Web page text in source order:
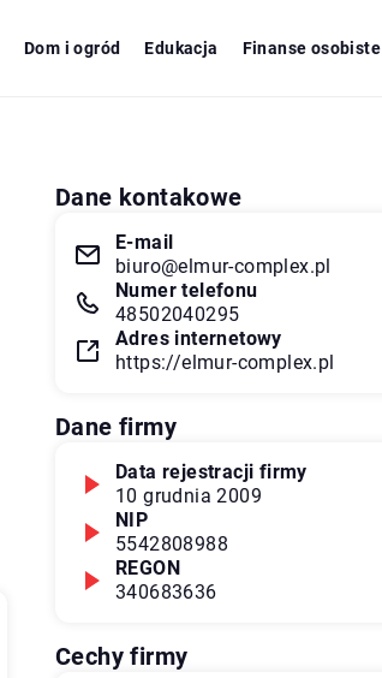
Dom i ogród Edukacja Finanse osobiste
Dane kontakowe
E-mail
biuro@elmur-complex.pl
Numer telefonu
48502040295
Adres internetowy
https://elmur-complex.pl
Dane firmy
Data rejestracji firmy
10 grudnia 2009
NIP
5542808988
REGON
340683636
Cechy firmy